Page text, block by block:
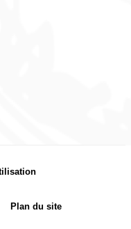
Plan du site